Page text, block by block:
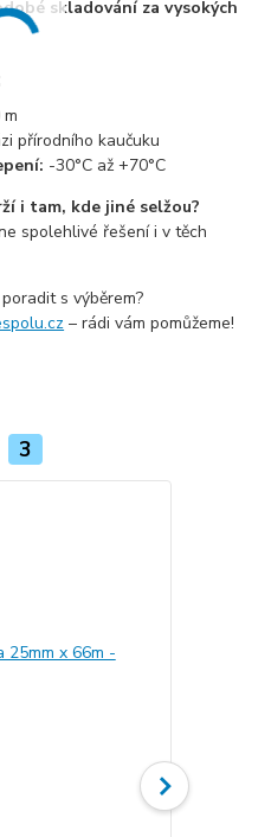
skladování za vysokých
přírodního kaučuku
-30°C až +70°C
i tam, kde jiné selžou?
spolehlivé řešení i v těch
s výběrem?
– rádi vám pomůžeme!
3